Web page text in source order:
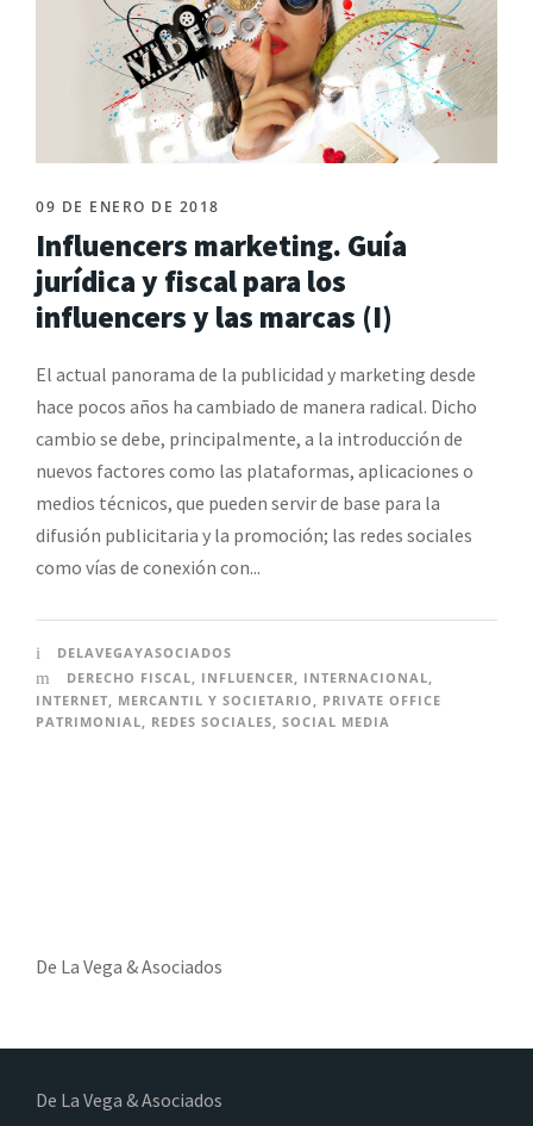
09 DE ENERO DE 2018
Influencers marketing. Guía
jurídica y fiscal para los
influencers y las marcas (I)
El actual panorama de la publicidad y marketing desde
hace pocos años ha cambiado de manera radical. Dicho
cambio se debe, principalmente, a la introducción de
nuevos factores como las plataformas, aplicaciones o
medios técnicos, que pueden servir de base para la
difusión publicitaria y la promoción; las redes sociales
como vías de conexión con...
DELAVEGAYASOCIADOS
DERECHO FISCAL, INFLUENCER, INTERNACIONAL,
INTERNET, MERCANTIL Y SOCIETARIO , PRIVATE OFFICE
PATRIMONIAL, REDES SOCIALES, SOCIAL MEDIA
De La Vega & Asociados
De La Vega & Asociados